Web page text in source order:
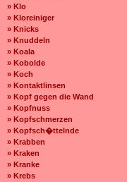
» Klo
» Kloreiniger
» Knicks
» Knuddeln
» Koala
» Kobolde
» Koch
» Kontaktlinsen
» Kopf gegen die Wand
» Kopfnuss
» Kopfschmerzen
» Kopfsch�ttelnde
» Krabben
» Kraken
» Kranke
» Krebs